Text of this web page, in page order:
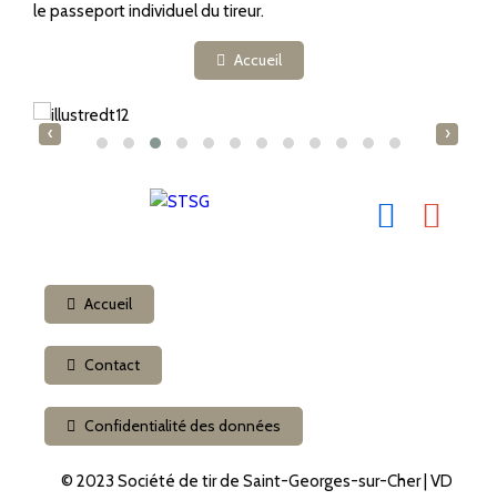
le passeport individuel du tireur.
Accueil
‹ ›
Accueil
Contact
Confidentialité des données
© 2023 Société de tir de Saint-Georges-sur-Cher | VD